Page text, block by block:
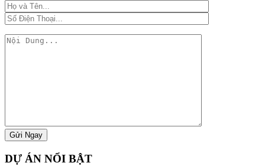
DỰ ÁN NỔI BẬT